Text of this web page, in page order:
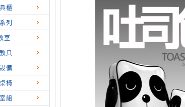
櫃
列
室
具
備
椅
組